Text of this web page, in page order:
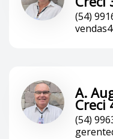
(54)
A.
Creci
(54)